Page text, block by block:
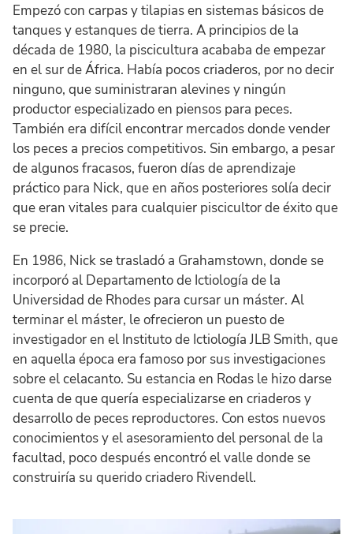
Empezó con carpas y tilapias en sistemas básicos de
tanques y estanques de tierra. A principios de la
década de 1980, la piscicultura acababa de empezar
en el sur de África. Había pocos criaderos, por no decir
ninguno, que suministraran alevines y ningún
productor especializado en piensos para peces.
También era difícil encontrar mercados donde vender
los peces a precios competitivos. Sin embargo, a pesar
de algunos fracasos, fueron días de aprendizaje
práctico para Nick, que en años posteriores solía decir
que eran vitales para cualquier piscicultor de éxito que
se precie.
En 1986, Nick se trasladó a Grahamstown, donde se
incorporó al Departamento de Ictiología de la
Universidad de Rhodes para cursar un máster. Al
terminar el máster, le ofrecieron un puesto de
investigador en el Instituto de Ictiología JLB Smith, que
en aquella época era famoso por sus investigaciones
sobre el celacanto. Su estancia en Rodas le hizo darse
cuenta de que quería especializarse en criaderos y
desarrollo de peces reproductores. Con estos nuevos
conocimientos y el asesoramiento del personal de la
facultad, poco después encontró el valle donde se
construiría su querido criadero Rivendell.